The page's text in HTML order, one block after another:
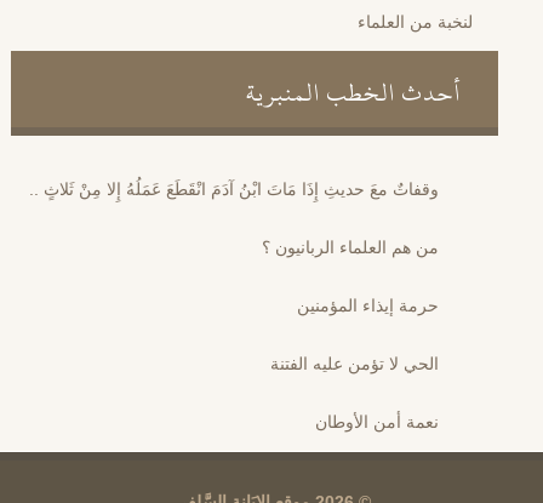
لنخبة من العلماء
أحدث الخطب المنبرية
وقفاتٌ معَ حديثِ إِذَا مَاتَ ابْنُ آدَمَ انْقَطَعَ عَمَلُهُ إِلا مِنْ ثَلاثٍ ..
من هم العلماء الربانيون ؟
حرمة إيذاء المؤمنين
الحي لا تؤمن عليه الفتنة
نعمة أمن الأوطان